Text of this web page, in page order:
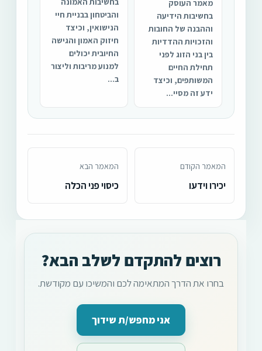
מאמר העוסק
בחשיבות הידיעה
וההבנה של החובות
והזכויות ההדדיות
בין בני הזוג לפני
תחילת החיים
המשותפים, וכיצד
ידע זה מסיי...
והביטחון בבניית חיי
הנישואין, וכיצד
חיזוק האמון והגישה
החיובית יכולים
למנוע מריבות וליצור
ב...
המאמר הקודם
יכירו וידעו
המאמר הבא
כיסוי פני הכלה
רוצים להתקדם לשלב הבא?
בחרו את הדרך המתאימה לכם והמשיכו עם מקודשת.
אני מחפש/ת שידוך